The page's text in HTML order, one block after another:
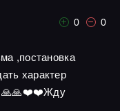
0 0
,постановка
характер
🙏🙏❤️❤️Жду